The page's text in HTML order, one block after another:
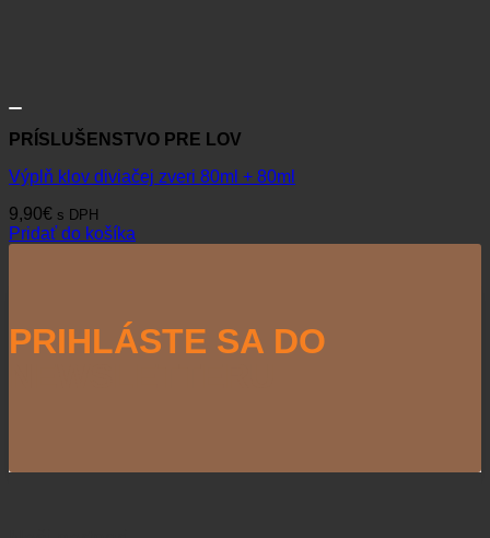
PRÍSLUŠENSTVO PRE LOV
Výplň klov diviačej zveri 80ml + 80ml
9,90€ s DPH
Pridať do košíka
PRIHLÁSTE SA DO